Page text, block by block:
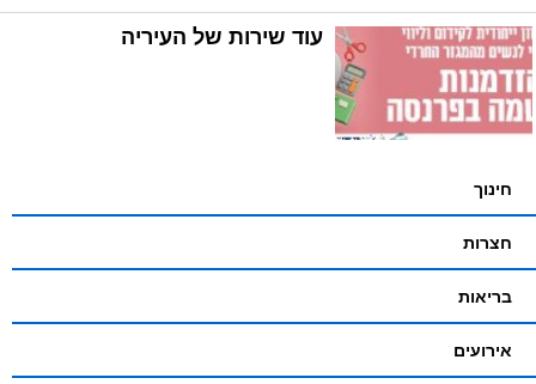
עוד שירות של העיריה
חינוך
חצרות
בריאות
אירועים